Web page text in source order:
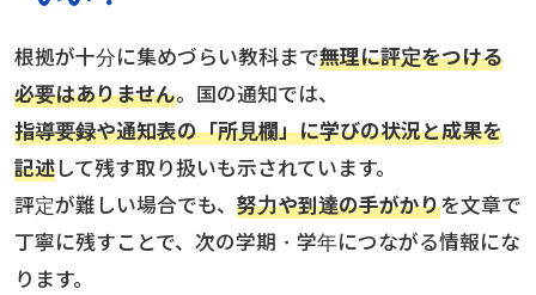
根拠が十分に集めづらい教科まで無理に評定をつける
必要はありません。国の通知では、
指導要録や通知表の「所見欄」に学びの状況と成果を
記述して残す取り扱いも示されています。
評定が難しい場合でも、 努力や到達の手がかりを文章で
丁寧に残すことで、次の学期・学年につながる情報にな
ります。